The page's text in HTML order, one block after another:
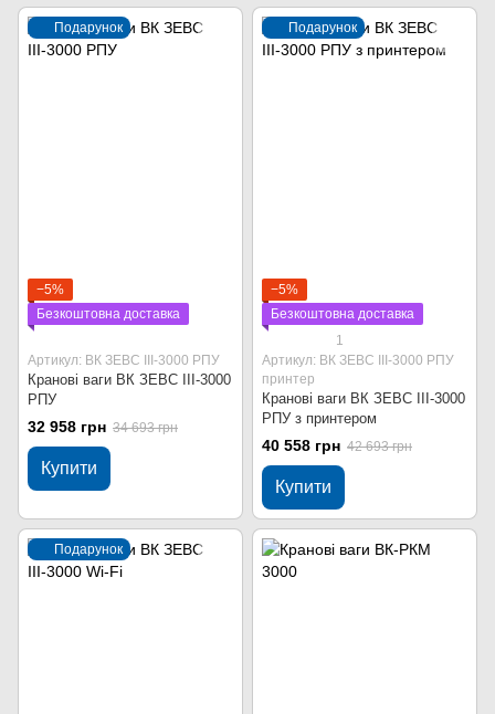
Подарунок
−5%
Безкоштовна доставка
Артикул: ВК ЗЕВС ІІІ-3000 РПУ
Кранові ваги ВК ЗЕВС ІІІ-3000
РПУ
32 958 грн 34 693 грн
Купити
Подарунок
−5%
Безкоштовна доставка
1
Артикул: ВК ЗЕВС ІІІ-3000 РПУ
принтер
Кранові ваги ВК ЗЕВС ІІІ-3000
РПУ з принтером
40 558 грн 42 693 грн
Купити
Подарунок